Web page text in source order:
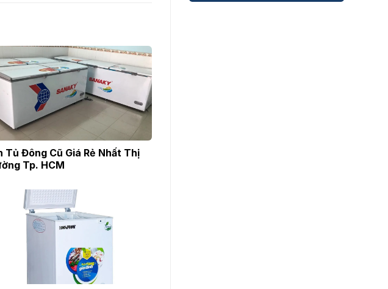
Tủ Đông Cũ Giá Rẻ Nhất Thị
Tp. HCM